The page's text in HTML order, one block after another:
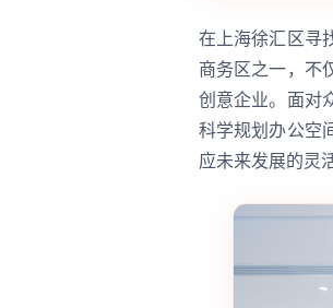
在上海徐汇区寻
商务区之一，不
创意企业。面对
科学规划办公空
应未来发展的灵